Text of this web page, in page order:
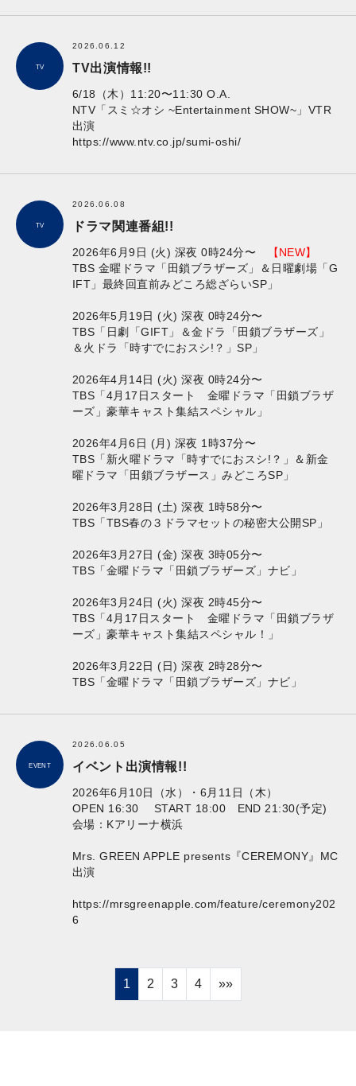
TV
2026.06.12
TV出演情報!!
6/18（木）11:20〜11:30 O.A.
NTV「スミ☆オシ ~Entertainment SHOW~」VTR
出演
https://www.ntv.co.jp/sumi-oshi/
TV
2026.06.08
ドラマ関連番組!!
2026年6月9日 (火) 深夜 0時24分〜
【NEW】
TBS 金曜ドラマ「田鎖ブラザーズ」＆日曜劇場「G
IFT」最終回直前みどころ総ざらいSP」
2026年5月19日 (火) 深夜 0時24分〜
TBS「日劇「GIFT」＆金ドラ「田鎖ブラザーズ」
＆火ドラ「時すでにおスシ!？」SP」
2026年4月14日 (火) 深夜 0時24分〜
TBS「4月17日スタート 金曜ドラマ「田鎖ブラザ
ーズ」豪華キャスト集結スペシャル」
2026年4月6日 (月) 深夜 1時37分〜
TBS「新火曜ドラマ「時すでにおスシ!？」＆新金
曜ドラマ「田鎖ブラザース」みどころSP」
2026年3月28日 (土) 深夜 1時58分〜
TBS「TBS春の３ドラマセットの秘密大公開SP」
2026年3月27日 (金) 深夜 3時05分〜
TBS「金曜ドラマ「田鎖ブラザーズ」ナビ」
2026年3月24日 (火) 深夜 2時45分〜
TBS「4月17日スタート 金曜ドラマ「田鎖ブラザ
ーズ」豪華キャスト集結スペシャル！」
2026年3月22日 (日) 深夜 2時28分〜
TBS「金曜ドラマ「田鎖ブラザーズ」ナビ」
EVENT
2026.06.05
イベント出演情報!!
2026年6月10日（水）・6月11日（木）
OPEN 16:30 START 18:00 END 21:30(予定)
会場：Kアリーナ横浜
Mrs. GREEN APPLE presents『CEREMONY』MC
出演
https://mrsgreenapple.com/feature/ceremony202
6
1 2 3 4 »»